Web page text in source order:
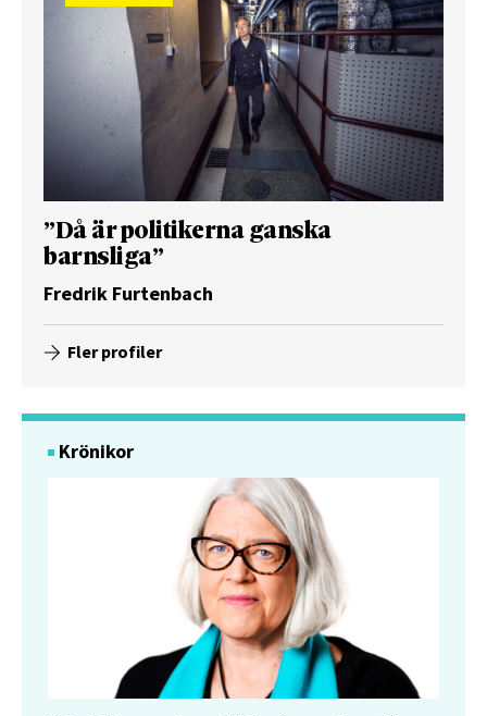
”Då är politikerna ganska
barnsliga”
Fredrik Furtenbach
Fler profiler
Krönikor